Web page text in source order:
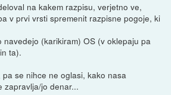
na kakem razpisu, verjetno ve,
v prvi vrsti spremenit razpisne pogoje, ki
navedejo (karikiram) OS (v oklepaju pa
ta).
se nihce ne oglasi, kako nasa
zapravlja/jo denar...